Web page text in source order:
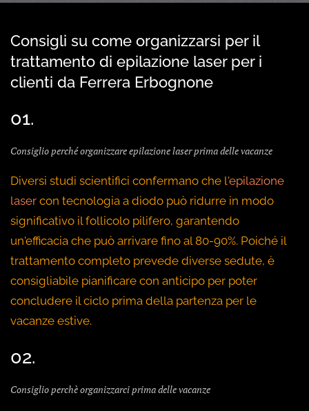
Consigli su come organizzarsi per il
trattamento di epilazione laser per i
clienti da Ferrera Erbognone
01.
Consiglio perché organizzare epilazione laser prima delle vacanze
Diversi studi scientifici confermano che l'epilazione
laser con tecnologia a diodo può ridurre in modo
significativo il follicolo pilifero, garantendo
un'efficacia che può arrivare fino al 80-90%. Poiché il
trattamento completo prevede diverse sedute, è
consigliabile pianificare con anticipo per poter
concludere il ciclo prima della partenza per le
vacanze estive.
02.
Consiglio perchè organizzarci prima delle vacanze